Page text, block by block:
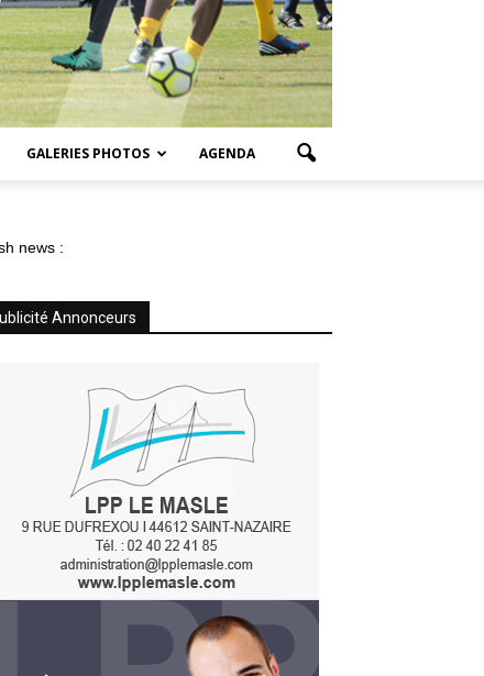
GALERIES PHOTOS AGENDA
news :
Annonceurs